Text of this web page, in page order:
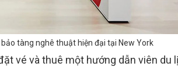
tàng nghê thuật hiện đại tại New York
vé và thuê một hướng dẫn viên du